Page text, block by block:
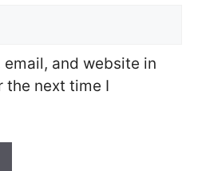
email, and website in
the next time I